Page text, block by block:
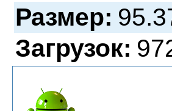
Размер:
Загрузок: